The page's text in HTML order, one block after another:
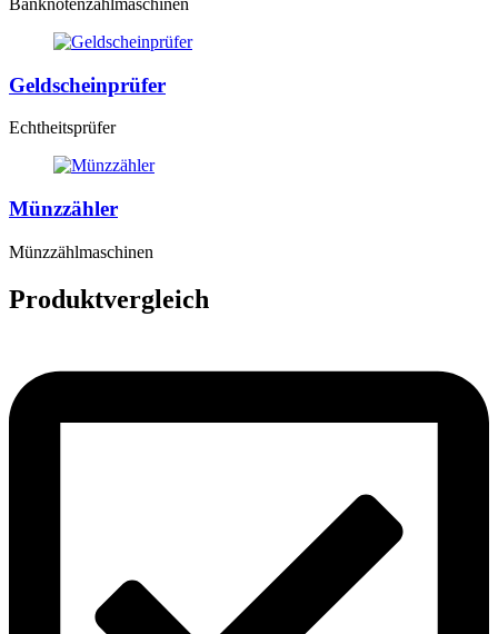
Geldscheinprüfer
Echtheitsprüfer
Münzzähler
Münzzählmaschinen
Produktvergleich